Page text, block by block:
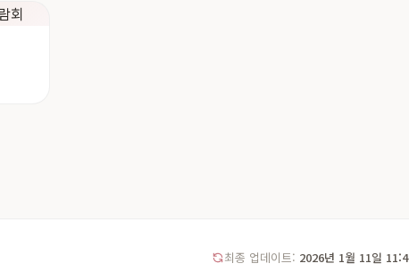
최종 업데이트: 2026년 1월 11일